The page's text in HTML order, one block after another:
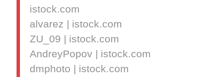
istock.com
alvarez | istock.com
ZU_09 | istock.com
AndreyPopov | istock.com
dmphoto | istock.com